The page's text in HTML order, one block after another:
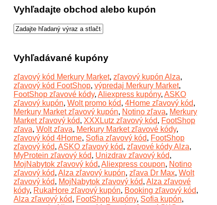
Vyhľadajte obchod alebo kupón
Vyhľadávané kupóny
zľavový kód Merkury Market, zľavový kupón Alza,
zľavový kód FootShop, výpredaj Merkury Market,
FootShop zľavové kódy, Aliexpress kupóny, ASKO
zľavový kupón, Wolt promo kód, 4Home zľavový kód,
Merkury Market zľavový kupón, Notino zľava, Merkury
Market zľavový kód, XXXLutz zľavový kód, FootShop
zľava, Wolt zľava, Merkury Market zľavové kódy,
zľavový kód 4Home, Sofia zľavový kód, FootShop
zľavový kód, ASKO zľavový kód, zľavové kódy Alza,
MyProtein zľavový kód, Unizdrav zľavový kód,
MojNabytok zľavový kód, Aliexpress coupon, Notino
zľavový kód, Alza zľavový kupón, zľava Dr Max, Wolt
zľavový kód, MojNabytok zľavový kód, Alza zľavové
kódy, RukaHore zľavový kupón, Booking zľavový kód,
Alza zľavový kód, FootShop kupóny, Sofia kupón,